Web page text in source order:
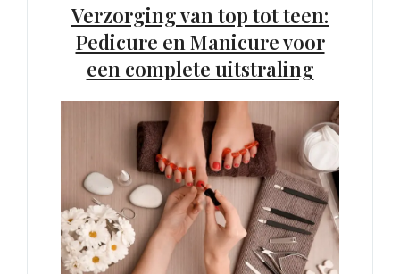
Verzorging van top tot teen:
Pedicure en Manicure voor
een complete uitstraling